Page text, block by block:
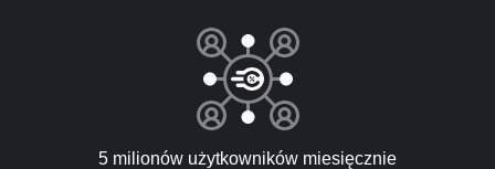
5 milionów użytkowników miesięcznie